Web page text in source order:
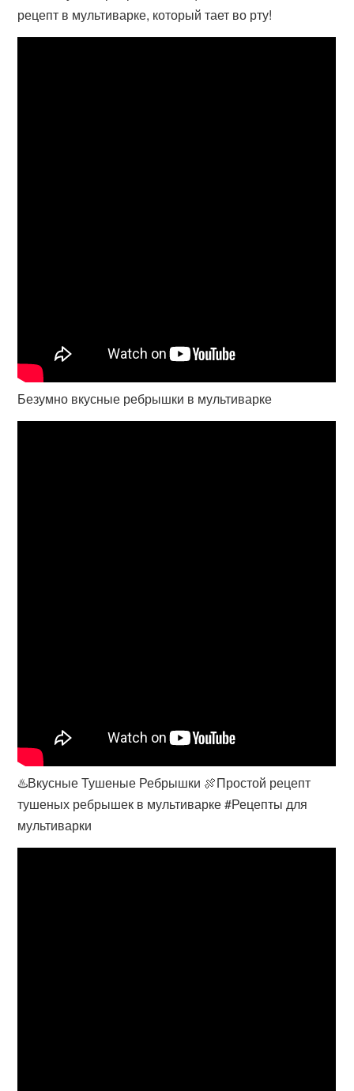
рецепт в мультиварке, который тает во рту!
Безумно вкусные ребрышки в мультиварке
♨️Вкусные Тушеные Ребрышки 🍖Простой рецепт
тушеных ребрышек в мультиварке #Рецепты для
мультиварки